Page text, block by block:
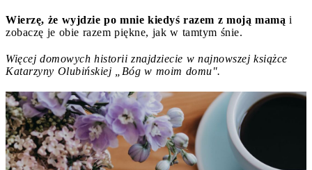
Wierzę, że wyjdzie po mnie kiedyś razem z moją mamą i
zobaczę je obie razem piękne, jak w tamtym śnie.
Więcej domowych historii znajdziecie w najnowszej książce
Katarzyny Olubińskiej „Bóg w moim domu".